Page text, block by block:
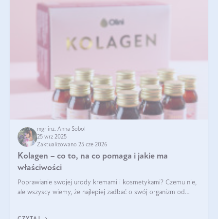
mgr inż. Anna Sobol
25 wrz 2025
Zaktualizowano 25 cze 2026
Kolagen – co to, na co pomaga i jakie ma
właściwości
Poprawianie swojej urody kremami i kosmetykami? Czemu nie,
ale wszyscy wiemy, że najlepiej zadbać o swój organizm od